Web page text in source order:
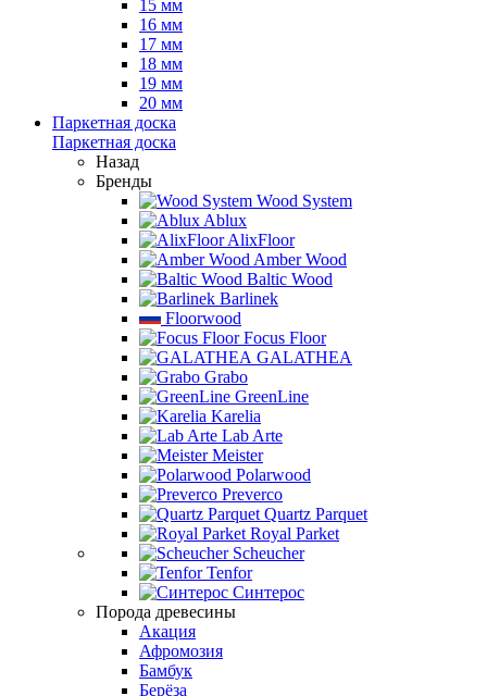
15 мм
16 мм
17 мм
18 мм
19 мм
20 мм
Паркетная доска
Паркетная доска
Назад
Бренды
Wood System
Ablux
AlixFloor
Amber Wood
Baltic Wood
Barlinek
Floorwood
Focus Floor
GALATHEA
Grabo
GreenLine
Karelia
Lab Arte
Meister
Polarwood
Preverco
Quartz Parquet
Royal Parket
Scheucher
Tenfor
Синтерос
Порода древесины
Акация
Афромозия
Бамбук
Берёза